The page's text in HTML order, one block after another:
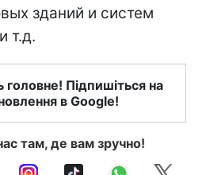
зданий и систем
т.д.
головне! Підпишіться на
в Google!
там, де вам зручно!